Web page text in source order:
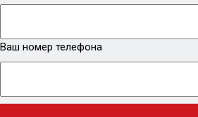
Ваш номер телефона